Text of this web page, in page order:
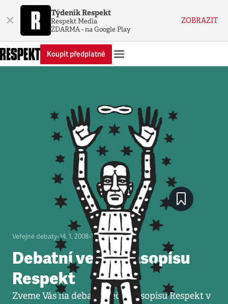
× Týdeník Respekt
Respekt Media
ZDARMA - na Google Play
ZOBRAZIT
Koupit předplatné
Veřejné debaty•14. 1. 2008•1 minuta
Debatní večer časopisu
Respekt
Zveme Vás na debatní večer časopisu Respekt v